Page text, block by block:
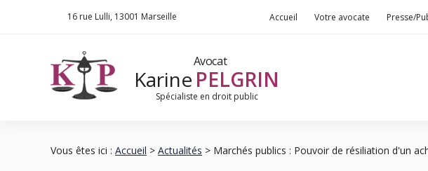
16 rue Lulli 13001 Marseille Accueil Votre avocate Presse/
Avocat
Karine PELGRIN
Spécialiste en droit public
Vous êtes ici : Accueil > Actualités > Marchés publics : Pouvoir de résiliation d'un